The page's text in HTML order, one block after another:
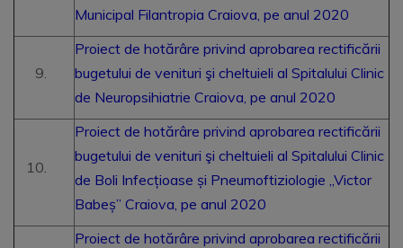
Municipal Filantropia Craiova, pe anul 2020
Proiect de hotărâre privind aprobarea rectificării
bugetului de venituri şi cheltuieli al Spitalului Clinic
de Neuropsihiatrie Craiova, pe anul 2020
Proiect de hotărâre privind aprobarea rectificării
bugetului de venituri şi cheltuieli al Spitalului Clinic
de Boli Infecțioase și Pneumoftiziologie „Victor
Babeș” Craiova, pe anul 2020
Proiect de hotărâre privind aprobarea rectificării